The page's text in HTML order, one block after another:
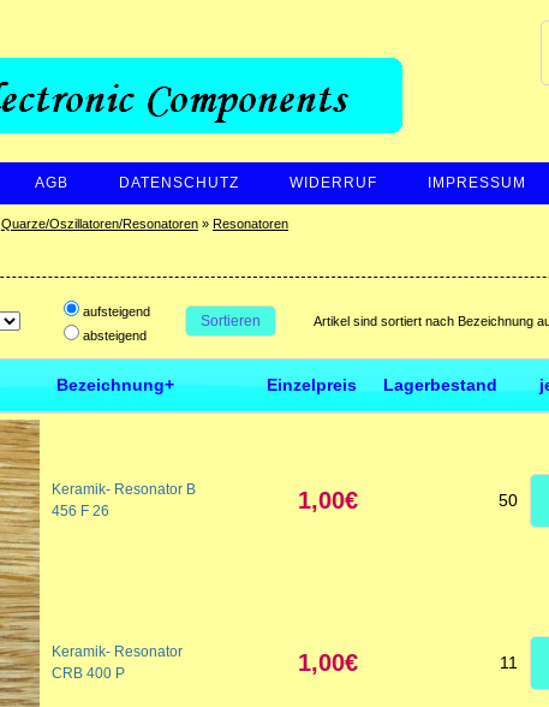
AGB DATENSCHUTZ WIDERRUF IMPRESSUM
Quarze/Oszillatoren/Resonatoren» Resonatoren
aufsteigend
absteigend
Sortieren Artikel sind sortiert nach Bezeichnung
Bezeichnung+ Einzelpreis Lagerbestand
Keramik- Resonator B
456 F 26
1,00€ 50
Keramik- Resonator
CRB 400 P
1,00€ 11